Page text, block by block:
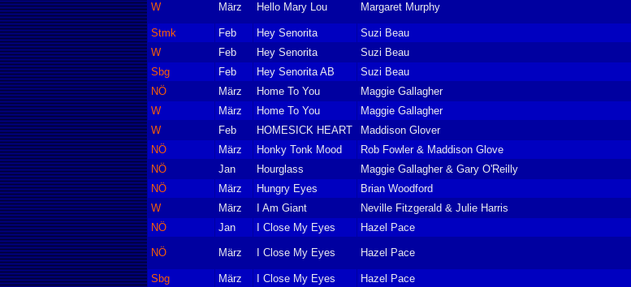
W März Hello Mary Lou Margaret Murphy
Stmk Feb Hey Senorita Suzi Beau
W
Feb Hey Senorita Suzi Beau
Sbg
Feb Hey Senorita AB Suzi Beau
NÖ
März Home To You Maggie Gallagher
W
März Home To You Maggie Gallagher
W
Feb HOMESICK HEART Maddison Glover
NÖ
März Honky Tonk Mood Rob Fowler & Maddison Glove
NÖ
Jan Hourglass Maggie Gallagher & Gary O'Reilly
NÖ
März Hungry Eyes Brian Woodford
W
März I Am Giant Neville Fitzgerald & Julie Harris
NÖ
Jan I Close My Eyes Hazel Pace
NÖ März I Close My Eyes Hazel Pace
Sbg
März I Close My Eyes Hazel Pace